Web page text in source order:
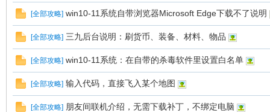
[全部攻略] win10-11系统自带浏览器Microsoft Edge下载不了说明
[全部攻略] 三九后台说明：刷货币、装备、材料、物品
[全部攻略] win10-11系统：在自带的杀毒软件里设置白名单
[全部攻略] 输入代码，直接飞入某个地图
[全部攻略] 朋友间联机介绍，无需下载补丁，不绑定电脑